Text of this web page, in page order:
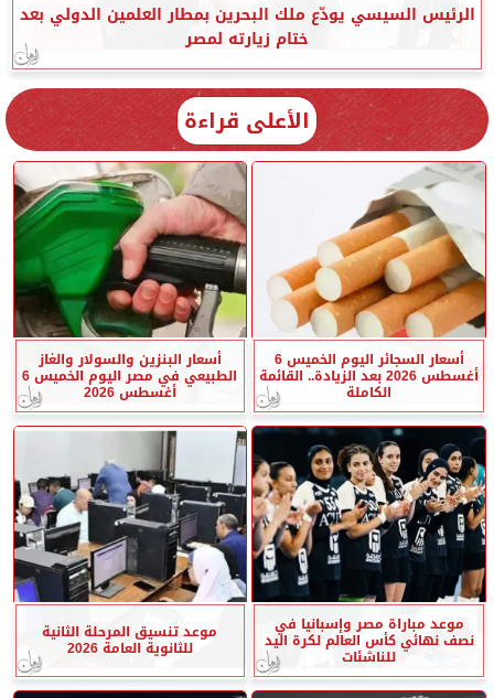
الرئيس السيسي يودّع ملك البحرين بمطار العلمين الدولي بعد
ختام زيارته لمصر
الأعلى قراءة
أسعار السجائر اليوم الخميس 6
أغسطس 2026 بعد الزيادة.. القائمة
الكاملة
أسعار البنزين والسولار والغاز
الطبيعي في مصر اليوم الخميس 6
أغسطس 2026
موعد مباراة مصر وإسبانيا في
نصف نهائي كأس العالم لكرة اليد
للناشئات
موعد تنسيق المرحلة الثانية
للثانوية العامة 2026